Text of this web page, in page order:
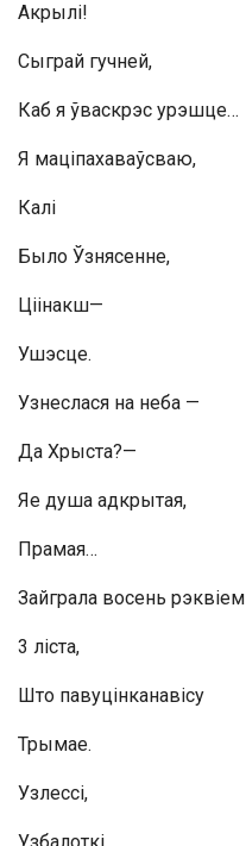
Акрылі!
Сыграй гучней,
Каб я ўваскрэс урэшце…
Я маціпахаваўсваю,
Калі
Было Ўзнясенне,
Ціінакш—
Ушэсце.
Узнеслася на неба —
Да Хрыста?—
Яе душа адкрытая,
Прамая…
Зайграла восень рэквіем
3 ліста,
Што павуцінканавісу
Трымае.
Узлессі,